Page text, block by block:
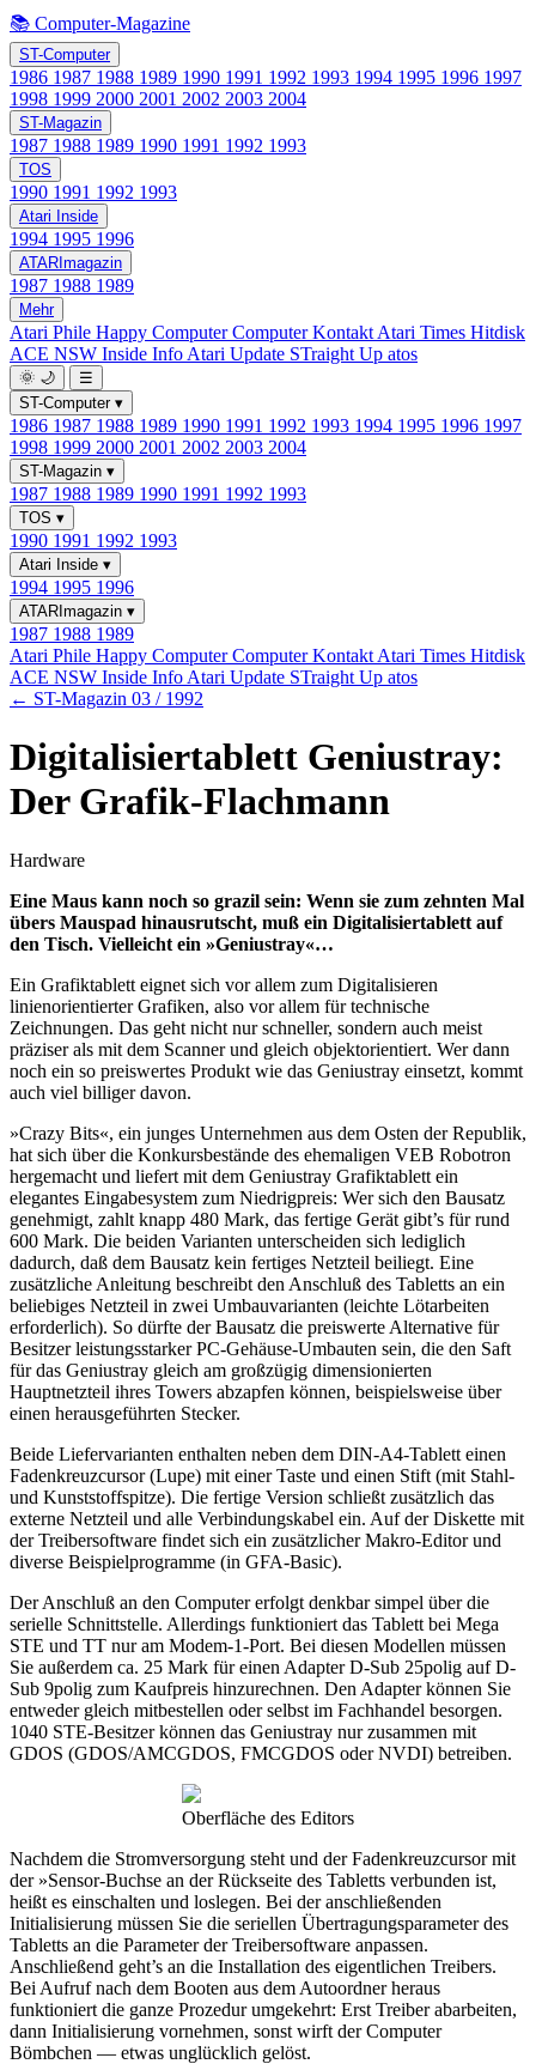
📚 Computer-Magazine
ST-Computer
1986 1987 1988 1989 1990 1991 1992 1993 1994 1995 1996 1997
1998 1999 2000 2001 2002 2003 2004
ST-Magazin
1987 1988 1989 1990 1991 1992 1993
TOS
1990 1991 1992 1993
Atari Inside
1994 1995 1996
ATARImagazin
1987 1988 1989
Mehr
Atari Phile Happy ComputerComputer Kontakt Atari Times Hitdisk
ACE NSW Inside Info Atari Update STraight Up atos
🌞 🌙
☰
ST-Computer ▾
1986 1987 1988 1989 1990 1991 1992 1993 1994 1995 1996 1997
1998 1999 2000 2001 2002 2003 2004
ST-Magazin ▾
1987 1988 1989 1990 1991 1992 1993
TOS ▾
1990 1991 1992 1993
Atari Inside ▾
1994 1995 1996
ATARImagazin ▾
1987 1988 1989
Atari Phile Happy ComputerComputer Kontakt Atari Times Hitdisk
ACE NSW Inside Info Atari Update STraight Up atos
← ST-Magazin 03 / 1992
Digitalisiertablett Geniustray:
Der Grafik-Flachmann
Hardware
Eine Maus kann noch so grazil sein: Wenn sie zum zehnten Mal
übers Mauspad hinausrutscht, muß ein Digitalisiertablett auf
den Tisch. Vielleicht ein »Geniustray«…
Ein Grafiktablett eignet sich vor allem zum Digitalisieren
linienorientierter Grafiken, also vor allem für technische
Zeichnungen. Das geht nicht nur schneller, sondern auch meist
präziser als mit dem Scanner und gleich objektorientiert. Wer dann
noch ein so preiswertes Produkt wie das Geniustray einsetzt, kommt
auch viel billiger davon.
»Crazy Bits«, ein junges Unternehmen aus dem Osten der Republik,
hat sich über die Konkursbestände des ehemaligen VEB Robotron
hergemacht und liefert mit dem Geniustray Grafiktablett ein
elegantes Eingabesystem zum Niedrigpreis: Wer sich den Bausatz
genehmigt, zahlt knapp 480 Mark, das fertige Gerät gibt’s für rund
600 Mark. Die beiden Varianten unterscheiden sich lediglich
dadurch, daß dem Bausatz kein fertiges Netzteil beiliegt. Eine
zusätzliche Anleitung beschreibt den Anschluß des Tabletts an ein
beliebiges Netzteil in zwei Umbauvarianten (leichte Lötarbeiten
erforderlich). So dürfte der Bausatz die preiswerte Alternative für
Besitzer leistungsstarker PC-Gehäuse-Umbauten sein, die den Saft
für das Geniustray gleich am großzügig dimensionierten
Hauptnetzteil ihres Towers abzapfen können, beispielsweise über
einen herausgeführten Stecker.
Beide Liefervarianten enthalten neben dem DIN-A4-Tablett einen
Fadenkreuzcursor (Lupe) mit einer Taste und einen Stift (mit Stahl-
und Kunststoffspitze). Die fertige Version schließt zusätzlich das
externe Netzteil und alle Verbindungskabel ein. Auf der Diskette mit
der Treibersoftware findet sich ein zusätzlicher Makro-Editor und
diverse Beispielprogramme (in GFA-Basic).
Der Anschluß an den Computer erfolgt denkbar simpel über die
serielle Schnittstelle. Allerdings funktioniert das Tablett bei Mega
STE und TT nur am Modem-1-Port. Bei diesen Modellen müssen
Sie außerdem ca. 25 Mark für einen Adapter D-Sub 25polig auf D-
Sub 9polig zum Kaufpreis hinzurechnen. Den Adapter können Sie
entweder gleich mitbestellen oder selbst im Fachhandel besorgen.
1040 STE-Besitzer können das Geniustray nur zusammen mit
GDOS (GDOS/AMCGDOS, FMCGDOS oder NVDI) betreiben.
Oberfläche des Editors
Nachdem die Stromversorgung steht und der Fadenkreuzcursor mit
der »Sensor-Buchse an der Rückseite des Tabletts verbunden ist,
heißt es einschalten und loslegen. Bei der anschließenden
Initialisierung müssen Sie die seriellen Übertragungsparameter des
Tabletts an die Parameter der Treibersoftware anpassen.
Anschließend geht’s an die Installation des eigentlichen Treibers.
Bei Aufruf nach dem Booten aus dem Autoordner heraus
funktioniert die ganze Prozedur umgekehrt: Erst Treiber abarbeiten,
dann Initialisierung vornehmen, sonst wirft der Computer
Bömbchen — etwas unglücklich gelöst.